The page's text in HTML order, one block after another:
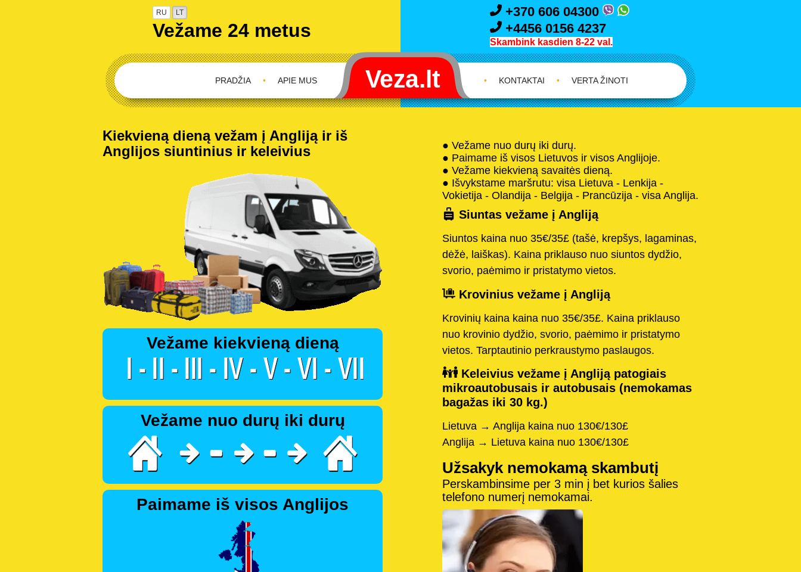
RU LT
Vežame 24 metus
+370 606 04300
+4456 0156 4237
Skambink kasdien 8-22 val.
APIE MUS
•
PRADŽIA • KONTAKTAI • VERTA ŽINOTI
Kiekvieną dieną vežam į Angliją ir iš
Anglijos siuntinius ir keleivius
Vežame kiekvieną dieną
Vežame nuo durų iki durų
Paimame iš visos Anglijos
● Vežame nuo durų iki durų.
● Paimame iš visos Lietuvos ir visos Anglijoje.
● Vežame kiekvieną savaitės dieną.
● Išvykstame maršrutu: visa Lietuva - Lenkija -
Vokietija - Olandija - Belgija - Prancūzija - visa Anglija.
Siuntas vežame į Angliją
Siuntos kaina nuo 35€/35£ (tašė, krepšys, lagaminas,
dėžė, laiškas). Kaina priklauso nuo siuntos dydžio,
svorio, paėmimo ir pristatymo vietos.
Krovinius vežame į Angliją
Krovinių kaina kaina nuo 35€/35£. Kaina priklauso
nuo krovinio dydžio, svorio, paėmimo ir pristatymo
vietos. Tarptautinio perkraustymo paslaugos.
Keleivius vežame į Angliją patogiais
mikroautobusais ir autobusais (nemokamas
bagažas iki 30 kg.)
Lietuva → Anglija kaina nuo 130€/130£
Anglija → Lietuva kaina nuo 130€/130£
Užsakyk nemokamą skambutį
Perskambinsime per 3 min į bet kurios šalies
telefono numerį nemokamai.